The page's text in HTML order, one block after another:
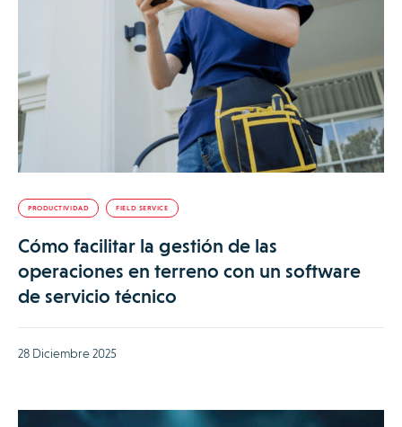
PRODUCTIVIDAD FIELD SERVICE
Cómo facilitar la gestión de las
operaciones en terreno con un software
de servicio técnico
28 Diciembre 2025